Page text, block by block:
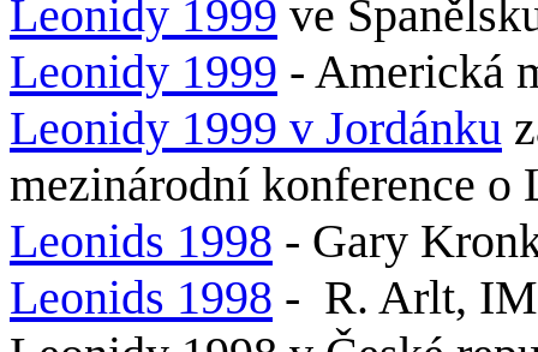
Leonidy 1999 ve
Leonidy 1999 - Americká
Leonidy 1999 v Jordánku
mezinárodní konference o
Leonids 1998 - Gary
Leonids 1998 - R. Arlt,